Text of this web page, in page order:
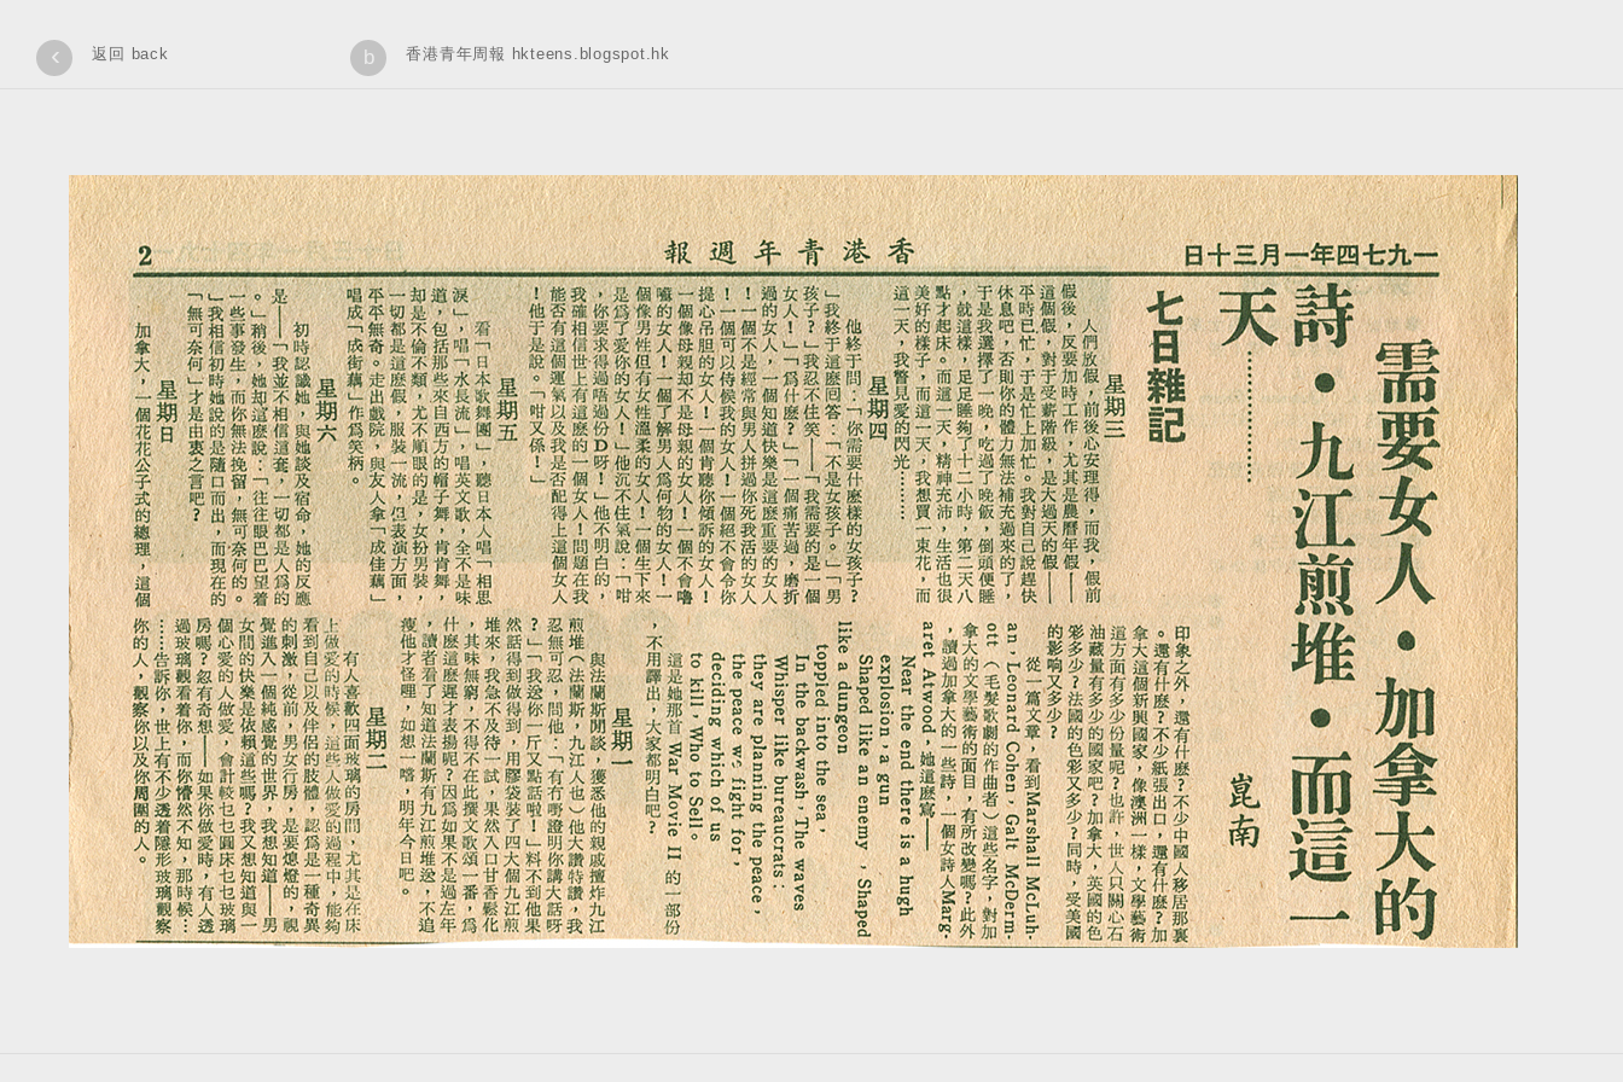
‹ 返回 back b 香港青年周報 hkteens.blogspot.hk